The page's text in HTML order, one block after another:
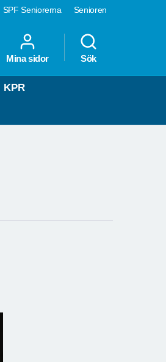
SPF Seniorerna Senioren
Mina sidor Sök
KPR